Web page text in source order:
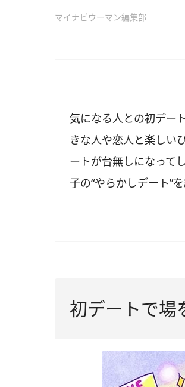
マイナビウーマン編集部
気になる人との初デー
きな人や恋人と楽しい
ートが台無しになって
子の“やらかしデート”を
初デートで